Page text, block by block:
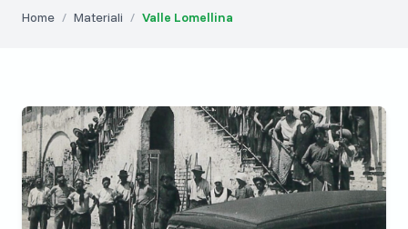
Home / Materiali / Valle Lomellina